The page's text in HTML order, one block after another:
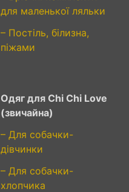
для маленької ляльки
– Постіль, білизна,
піжами
Одяг для Chi Chi Love
(звичайна)
– Для собачки-
дівчинки
– Для собачки-
хлопчика